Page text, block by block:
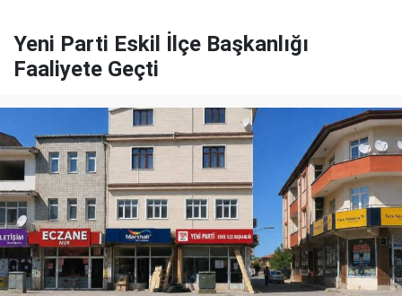
Yeni Parti Eskil İlçe Başkanlığı
Faaliyete Geçti